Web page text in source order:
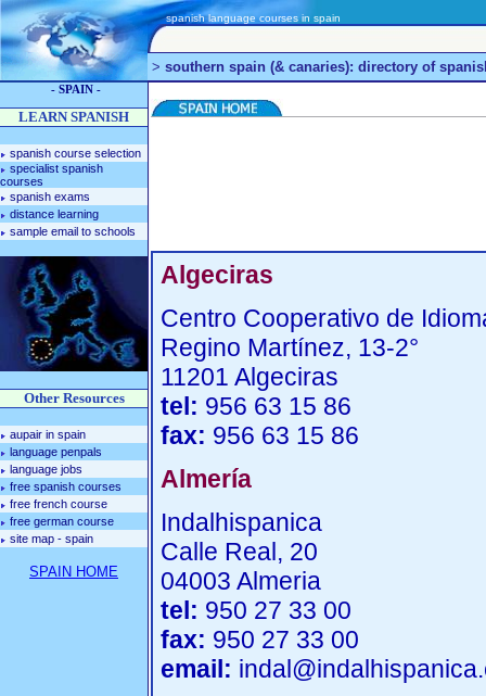
spanish language courses in spain
> southern spain (& canaries): directory of
- SPAIN -
LEARN SPANISH
spanish course selection
specialist spanish
courses
spanish exams
distance learning
sample email to schools
Other Resources
aupair in spain
language penpals
language jobs
free spanish courses
free french course
free german course
site map - spain
SPAIN HOME
Algeciras
Centro Cooperativo de
Regino Martínez, 13-2°
11201 Algeciras
tel: 956 63 15 86
fax: 956 63 15 86
Almería
Indalhispanica
Calle Real, 20
04003 Almeria
tel: 950 27 33 00
fax: 950 27 33 00
email: